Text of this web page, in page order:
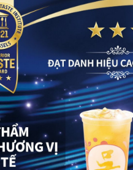
Trà Ngô Giavẫn đang
tập mảnh ghép để
s/
Mắn:https://
Mảnh Ghép May Mắn